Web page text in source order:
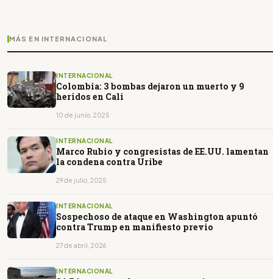
MÁS EN INTERNACIONAL
INTERNACIONAL
Colombia: 3 bombas dejaron un muerto y 9
heridos en Cali
10 de junio, 2025
INTERNACIONAL
Marco Rubio y congresistas de EE.UU. lamentan
la condena contra Uribe
29 de julio, 2025
INTERNACIONAL
Sospechoso de ataque en Washington apuntó
contra Trump en manifiesto previo
27 de abril, 2026
INTERNACIONAL